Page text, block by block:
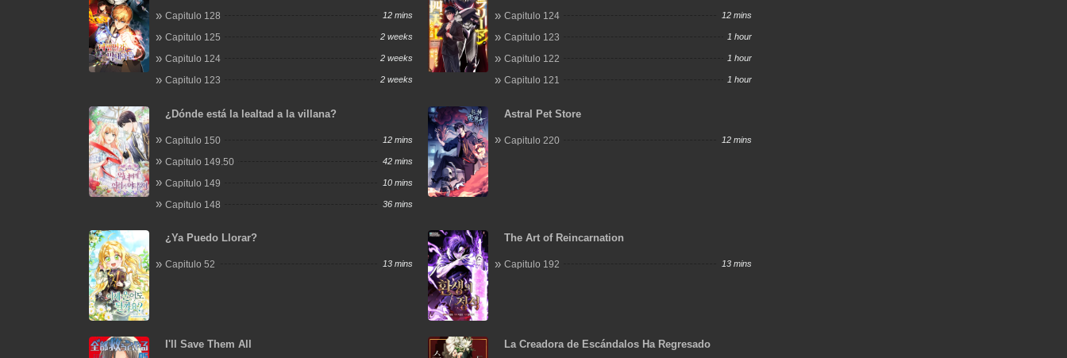
Capitulo 128 12 mins
Capitulo 125 2 weeks
Capitulo 124 2 weeks
Capitulo 123 2 weeks
Capitulo 124 12 mins
Capitulo 123 1 hour
Capitulo 122 1 hour
Capitulo 121 1 hour
¿Dónde está la lealtad a la villana?
Capitulo 150 12 mins
Capitulo 149.50 42 mins
Capitulo 149 10 mins
Capitulo 148 36 mins
Astral Pet Store
Capitulo 220 12 mins
¿Ya Puedo Llorar?
Capitulo 52 13 mins
The Art of Reincarnation
Capitulo 192 13 mins
I'll Save Them All La Creadora de Escándalos Ha Regresado